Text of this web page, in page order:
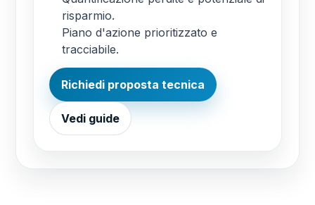
risparmio.
Piano d'azione prioritizzato e
tracciabile.
Richiedi proposta tecnica
Vedi guide